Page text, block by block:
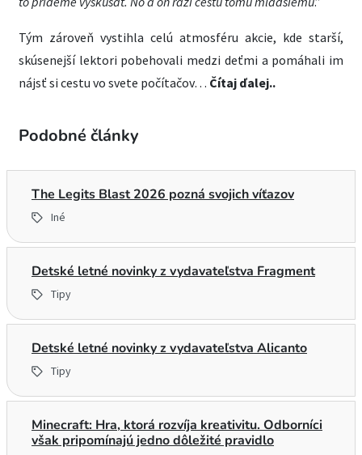
Tým zároveň vystihla celú atmosféru akcie, kde starší,
skúsenejší lektori pobehovali medzi deťmi a pomáhali im
nájsť si cestu vo svete počítačov… Čítaj ďalej..
Podobné články
The Legits Blast 2026 pozná svojich víťazov
Iné
Detské letné novinky z vydavateľstva Fragment
Tipy
Detské letné novinky z vydavateľstva Alicanto
Tipy
Minecraft: Hra, ktorá rozvíja kreativitu. Odborníci
však pripomínajú jedno dôležité pravidlo